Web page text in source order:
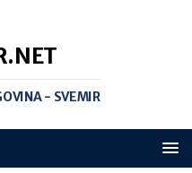
- SVEMIR